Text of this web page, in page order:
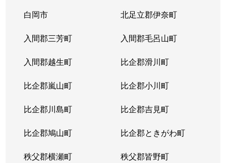
白岡市 北足立郡伊奈町
入間郡三芳町 入間郡毛呂山町
入間郡越生町 比企郡滑川町
比企郡嵐山町 比企郡小川町
比企郡川島町 比企郡吉見町
比企郡鳩山町 比企郡ときがわ町
秩父郡横瀬町 秩父郡皆野町